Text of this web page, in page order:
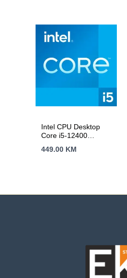
Intel CPU Desktop
Core i5-12400
LGA1700) tray
449.00 KM